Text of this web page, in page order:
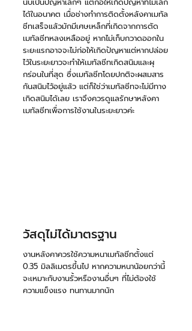
ได้ในอนาคต เมื่อช่างทำการติดตั้งหลังคาเมทัล
ชีทเสร็จแล้วมักมีเศษเหล็กที่เกิดจากการตัด
เมทัลชีทหลงเหลืออยู่ หากไม่เก็บกวาดออกใน
ระยะแรกอาจจะไม่ก่อให้เกิดปัญหาแต่หากปล่อย
ไว้ในระยะยาวจะทำให้เมทัลชีทเกิดสนิมและผุ
กร่อนในที่สุด ซึ่งเมทัลชีทโดยปกติจะผสมสาร
กันสนิมไว้อยู่แล้ว แต่ก็ใช่ว่าเมทัลชีทจะไม่มีทาง
เกิดสนิมได้เลย เราจึงควรดูแลรักษาหลังคา
เมทัลชีทเพื่อการใช้งานในระยะยาวค่ะ
วัสดุไม่ได้มาตรฐาน
งานหลังคาควรใช้ความหนาเมทัลชีทตั้งแต่
0.35 มิลลิเมตรขึ้นไป หากความหนาน้อยกว่านี้
จะเหมาะกับงานรั้วหรืองานอื่นๆ ที่ไม่ต้องใช้
ความแข็งแรง ทนทานมากนัก